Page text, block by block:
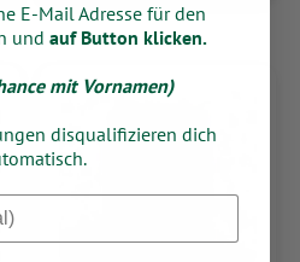
E-Mail Adresse für den
und auf Button klicken.
mit Vornamen)
disqualifizieren dich